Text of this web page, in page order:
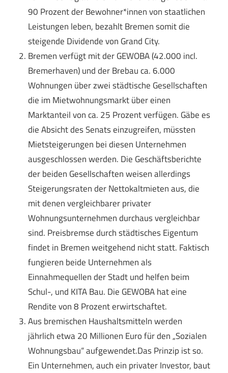
90 Prozent der Bewohner*innen von staatlichen
Leistungen leben, bezahlt Bremen somit die
steigende Dividende von Grand City.
Bremen verfügt mit der GEWOBA (42.000 incl.
Bremerhaven) und der Brebau ca. 6.000
Wohnungen über zwei städtische Gesellschaften
die im Mietwohnungsmarkt über einen
Marktanteil von ca. 25 Prozent verfügen. Gäbe es
die Absicht des Senats einzugreifen, müssten
Mietsteigerungen bei diesen Unternehmen
ausgeschlossen werden. Die Geschäftsberichte
der beiden Gesellschaften weisen allerdings
Steigerungsraten der Nettokaltmieten aus, die
mit denen vergleichbarer privater
Wohnungsunternehmen durchaus vergleichbar
sind. Preisbremse durch städtisches Eigentum
findet in Bremen weitgehend nicht statt. Faktisch
fungieren beide Unternehmen als
Einnahmequellen der Stadt und helfen beim
Schul-, und KITA Bau. Die GEWOBA hat eine
Rendite von 8 Prozent erwirtschaftet.
Aus bremischen Haushaltsmitteln werden
jährlich etwa 20 Millionen Euro für den „Sozialen
Wohnungsbau“ aufgewendet.Das Prinzip ist so.
Ein Unternehmen, auch ein privater Investor, baut